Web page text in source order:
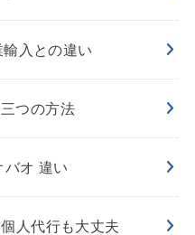
入との違い
つの方法
バオ 違い
人代行も大丈夫